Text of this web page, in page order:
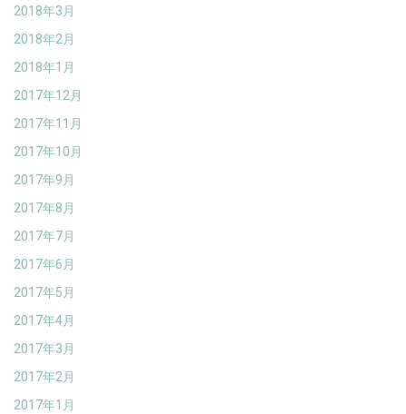
2018年3月
2018年2月
2018年1月
2017年12月
2017年11月
2017年10月
2017年9月
2017年8月
2017年7月
2017年6月
2017年5月
2017年4月
2017年3月
2017年2月
2017年1月